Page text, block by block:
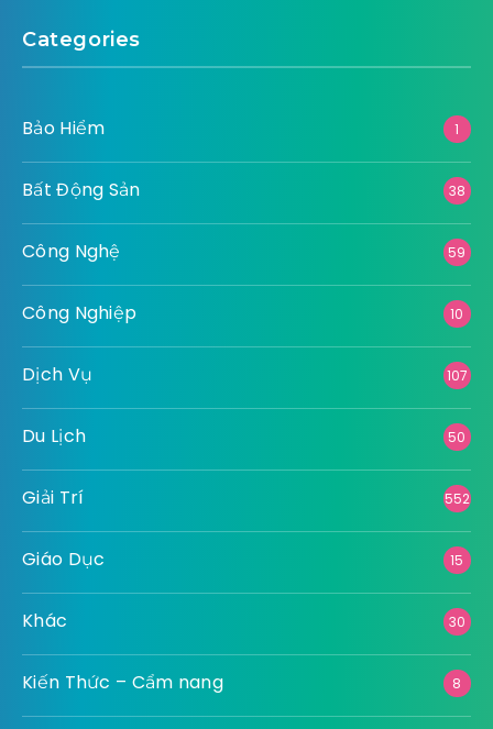
Categories
Bảo Hiểm 1
Bất Động Sản 38
Công Nghệ 59
Công Nghiệp 10
Dịch Vụ 107
Du Lịch 50
Giải Trí 552
Giáo Dục 15
Khác 30
Kiến Thức – Cẩm nang 8